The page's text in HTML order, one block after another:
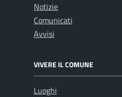
Notizie
Comunicati
Avvisi
VIVERE IL COMUNE
Luoghi